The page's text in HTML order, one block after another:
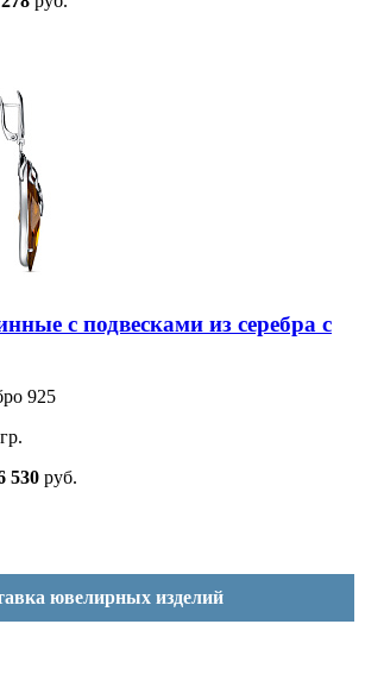
с подвесками из серебра с
925
530 руб.
ювелирных изделий